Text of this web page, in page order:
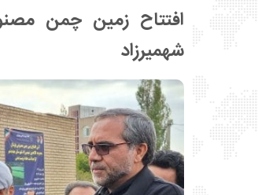
افتتاح زمین چمن
شهمیرزاد